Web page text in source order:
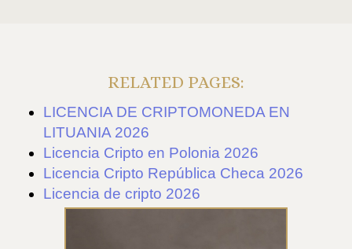
RELATED PAGES:
LICENCIA DE CRIPTOMONEDA EN
LITUANIA 2026
Licencia Cripto en Polonia 2026
Licencia Cripto República Checa 2026
Licencia de cripto 2026